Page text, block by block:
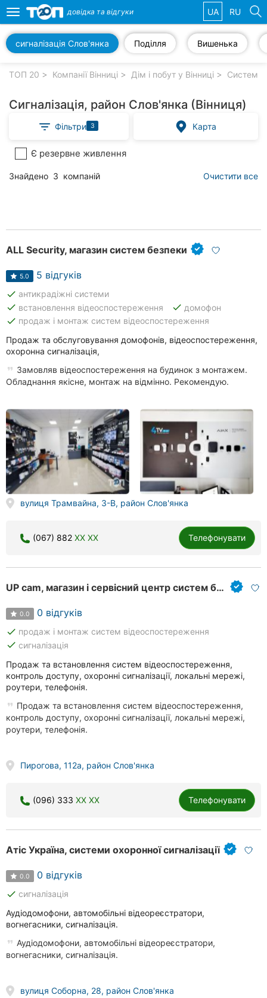
компанії
Приватні
клініки
Автошколи
Ресторани
Всі
Всі
міста:
Вінниця
Житомир
Тернопіль
Харків
Запоріжжя
Дніпро
Львів
Ріг
Черкаси
Чернівці
Суми
Toggle
navigation
довідка та відгуки UA RU
Поділля Вишенька
сигналізація Слов'янка
ТОП 20 Компанії Вінниці Дім і побут у Вінниці Системи
Сигналізація, район Слов'янка (Вінниця)
Фільтри 3 Карта
Є резервне живлення
Знайдено 3 компаній Очистити все
ALL Security, магазин систем безпеки
5.0 5 відгуків
done антикрадіжні системи
done встановлення відеоспостереження done домофон
done продаж і монтаж систем відеоспостереження
Продаж та обслуговування домофонів, відеоспостереження,
охоронна сигналізація,
Замовляв відеоспостереження на будинок з монтажем.
Обладнання якісне, монтаж на відмінно. Рекомендую.
вулиця Трамвайна, 3-В, район Слов'янка
(067) 882 XX XX Телефонувати
UP cam, магазин і сервісний центр систем безпеки
0.0 0 відгуків
done продаж і монтаж систем відеоспостереження
done сигналізація
Продаж та встановлення систем відеоспостереження,
контроль доступу, охоронні сигналізації, локальні мережі,
роутери, телефонія.
Продаж та встановлення систем відеоспостереження,
контроль доступу, охоронні сигналізації, локальні мережі,
роутери, телефонія.
Пирогова, 112а, район Слов'янка
(096) 333 XX XX Телефонувати
Атіс Україна, системи охоронної сигналізації
0.0 0 відгуків
done сигналізація
Аудіодомофони, автомобільні відеореєстратори,
вогнегасники, сигналізація.
Аудіодомофони, автомобільні відеореєстратори,
вогнегасники, сигналізація.
вулиця Соборна, 28, район Слов'янка